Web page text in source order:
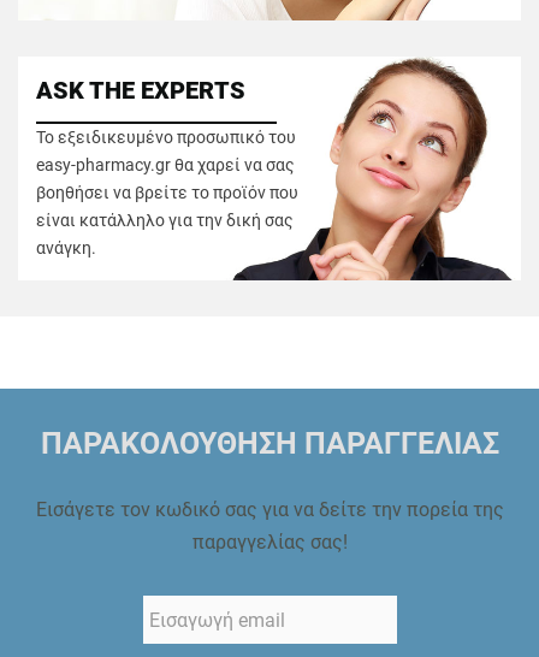
ASK THE EXPERTS
Το εξειδικευμένο προσωπικό του
easy-pharmacy.gr θα χαρεί να σας
βοηθήσει να βρείτε το προϊόν που
είναι κατάλληλο για την δική σας
ανάγκη.
ΠΑΡΑΚΟΛΟΥΘΗΣΗ ΠΑΡΑΓΓΕΛΙΑΣ
Εισάγετε τον κωδικό σας για να δείτε την πορεία της
παραγγελίας σας!